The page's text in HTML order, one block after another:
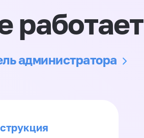
работает
администратора